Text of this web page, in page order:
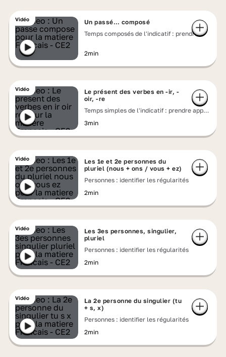
Vidéo
Un passé… composé
Temps composés de l'indicatif : prendre
2min
Vidéo
Le présent des verbes en -ir, -
oir, -re
Temps simples de l'indicatif : prendre appui
3min
Vidéo
Les 1e et 2e personnes du
pluriel (nous + ons / vous + ez)
Personnes : identifier les régularités
2min
Vidéo
Les 3es personnes, singulier,
pluriel
Personnes : identifier les régularités
2min
Vidéo
La 2e personne du singulier (tu
+ s, x)
Personnes : identifier les régularités
2min